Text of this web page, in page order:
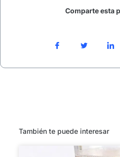
Comparte esta
También te puede interesar